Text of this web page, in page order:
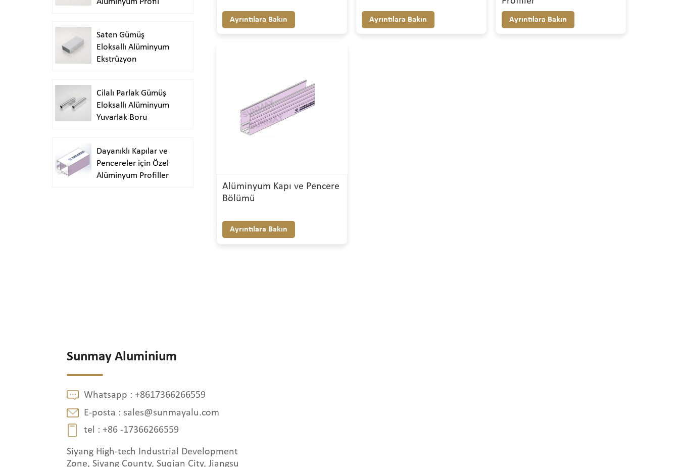
Ayrıntılara Bakın Ayrıntılara Bakın Ayrıntılara Bakın
Alüminyum Kapı ve Pencere
Bölümü
Ayrıntılara Bakın
Saten Gümüş
Eloksallı Alüminyum
Ekstrüzyon
Cilalı Parlak Gümüş
Eloksallı Alüminyum
Yuvarlak Boru
Dayanıklı Kapılar ve
Pencereler için Özel
Alüminyum Profiller
Sunmay Aluminium
Whatsapp : +8617366266559
E-posta : sales@sunmayalu.com
tel : +86 -17366266559
Siyang High-tech Industrial Development
Zone, Siyang County, Suqian City, Jiangsu